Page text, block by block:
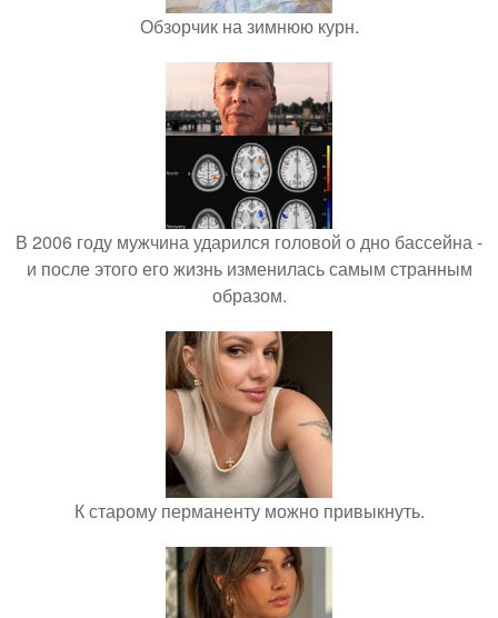
Обзорчик на зимнюю курн.
В 2006 году мужчина ударился головой о дно бассейна -
и после этого его жизнь изменилась самым странным
образом.
К старому перманенту можно привыкнуть.